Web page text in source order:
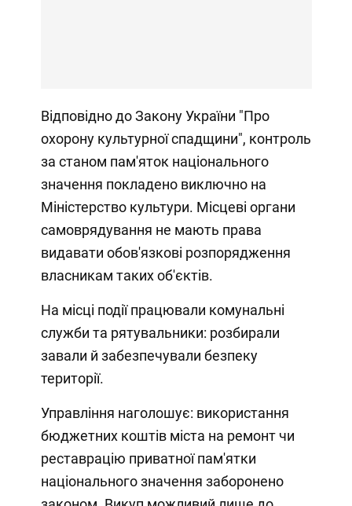
Відповідно до Закону України "Про
охорону культурної спадщини", контроль
за станом пам'яток національного
значення покладено виключно на
Міністерство культури. Місцеві органи
самоврядування не мають права
видавати обов'язкові розпорядження
власникам таких об'єктів.
На місці події працювали комунальні
служби та рятувальники: розбирали
завали й забезпечували безпеку
території.
Управління наголошує: використання
бюджетних коштів міста на ремонт чи
реставрацію приватної пам'ятки
національного значення заборонено